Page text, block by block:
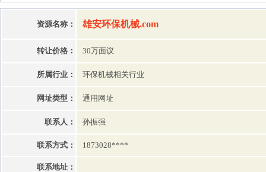
资源名称： 雄安环保机械.com
转让价格： 30万面议
所属行业： 环保机械相关行业
网址类型： 通用网址
联系人： 孙振强
联系方式： 1873028****
联系地址：